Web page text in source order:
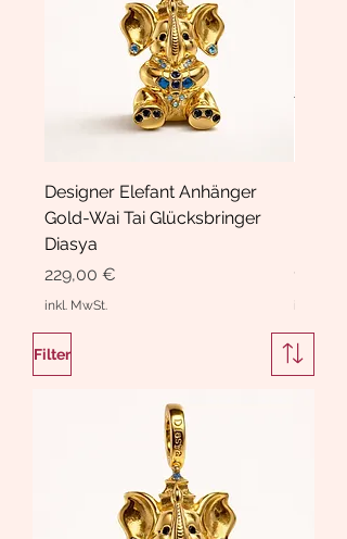
Designer Elefant Anhänger
Gold-Wai Tai Glücksbringer
Diasya
Preis
229,00 €
inkl. MwSt.
Preis
189,00
Filter